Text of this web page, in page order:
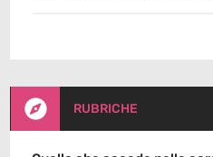
 RUBRICHE